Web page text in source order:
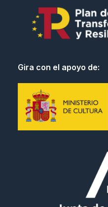
Gira con el apoyo de: